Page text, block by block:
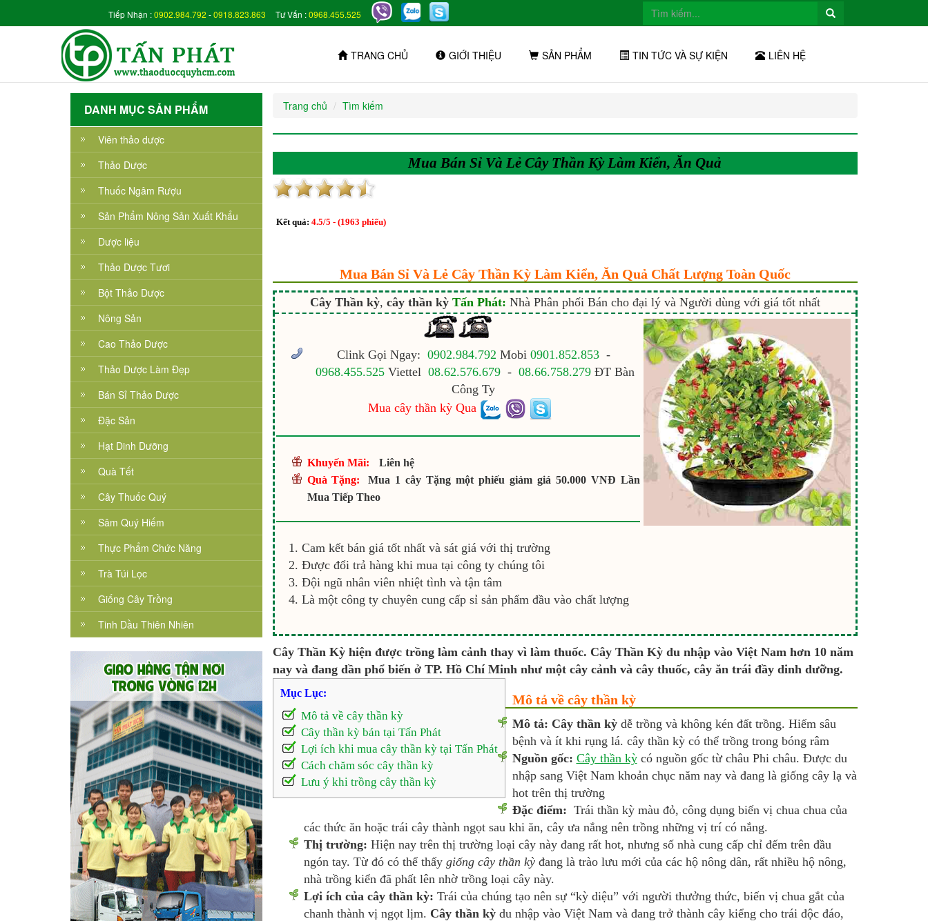
Tiếp Nhận :0902.984.792 -0918.823.863 Tư Vấn :0968.455.525
TRANG CHỦ GIỚI THIỆU SẢN PHẨM TIN TỨC VÀ SỰ KIỆN LIÊN HỆ
DANH MỤC SẢN PHẨM
Viên thảo dược
Thảo Dược
Thuốc Ngâm Rượu
Sản Phẩm Nông Sản Xuất Khẩu
Dược liệu
Thảo Dược Tươi
Bột Thảo Dược
Nông Sản
Cao Thảo Dược
Thảo Dược Làm Đẹp
Bán Sỉ Thảo Dược
Đặc Sản
Hạt Dinh Dưỡng
Quà Tết
Cây Thuốc Quý
Sâm Quý Hiếm
Thực Phẩm Chức Năng
Trà Túi Lọc
Giống Cây Trồng
Tinh Dầu Thiên Nhiên
Trang chủ Tìm kiếm
Mua Bán Sỉ Và Lẻ Cây Thần Kỳ Làm Kiển, Ăn Quả
Kết quả: 4.5/5 - (1963 phiếu)
Mua Bán Sỉ Và Lẻ Cây Thần Kỳ Làm Kiển, Ăn Quả Chất Lượng Toàn Quốc
Cây Thần kỳ, cây thần kỳ Tấn Phát: Nhà Phân phối Bán cho đại lý và Người dùng với giá tốt nhất
Clink Gọi Ngay: 0902.984.792 Mobi 0901.852.853-
0968.455.525 Viettel 08.62.576.679 - 08.66.758.279 ĐT Bàn
Công Ty
Mua cây thần kỳ Qua
Khuyến Mãi:
Liên hệ
Quà Tặng:
Mua 1 cây Tặng một phiếu giảm giá 50.000 VNĐ Lần
Mua Tiếp Theo
Cam kết bán giá tốt nhất và sát giá với thị trường
Được đổi trả hàng khi mua tại công ty chúng tôi
Đội ngũ nhân viên nhiệt tình và tận tâm
Là một công ty chuyên cung cấp sỉ sản phẩm đầu vào chất lượng
Cây Thần Kỳ hiện được trồng làm cảnh thay vì làm thuốc. Cây Thần Kỳ du nhập vào Việt Nam hơn 10 năm
nay và đang dần phổ biến ở TP. Hồ Chí Minh như một cây cảnh và cây thuốc, cây ăn trái đầy dinh dưỡng.
Mục Lục:
Mô tả về cây thần kỳ
Cây thần kỳ bán tại Tấn Phát
Lợi ích khi mua cây thần kỳ tại Tấn Phát
Cách chăm sóc cây thần kỳ
Lưu ý khi trồng cây thần kỳ
Mô tả về cây thần kỳ
Mô tả: Cây thần kỳdễ trồng và không kén đất trồng. Hiếm sâu
bệnh và ít khi rụng lá. cây thần kỳ có thể trồng trong bóng râm
Nguồn gốc: Cây thần kỳcó nguồn gốc từ châu Phi châu. Được du
nhập sang Việt Nam khoản chục năm nay và đang là giống cây lạ và
hot trên thị trường
Đặc điểm: Trái thần kỳ màu đỏ, công dụng biến vị chua chua của
các thức ăn hoặc trái cây thành ngọt sau khi ăn, cây ưa nắng nên trồng những vị trí có nắng.
Thị trường: Hiện nay trên thị trường loại cây này đang rất hot, nhưng số nhà cung cấp chỉ đếm trên đầu
ngón tay. Từ đó có thể thấy giống cây thần kỳđang là trào lưu mới của các hộ nông dân, rất nhiều hộ nông,
nhà trồng kiển đã phất lên nhờ trồng loại cây này.
Lợi ích của cây thần kỳ: Trái của chúng tạo nên sự “kỳ diệu” với người thưởng thức, biến vị chua gắt của
chanh thành vị ngọt lịm. Cây thần kỳdu nhập vào Việt Nam và đang trở thành cây kiểng cho trái độc đáo,